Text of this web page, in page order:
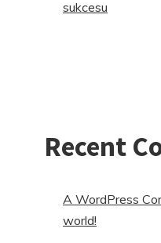
sukcesu
Recent
A WordPress
world!